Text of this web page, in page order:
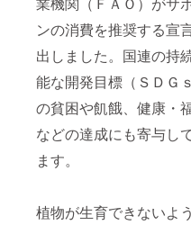
ンの消費を推奨する宣
出しました。国連の持
能な開発目標（ＳＤＧｓ
の貧困や飢餓、健康・
などの達成にも寄与し
ます。
植物が生育できないよ